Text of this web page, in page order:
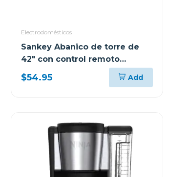
Electrodomésticos
Sankey Abanico de torre de
42" con control remoto
fn40t01
$54.95 Add